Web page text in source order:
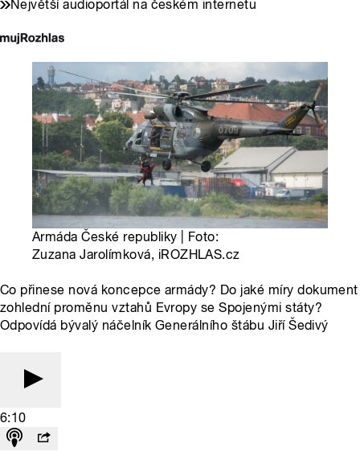
Největší audioportál na českém internetu
Armáda České republiky | Foto:
Zuzana Jarolímková, iROZHLAS.cz
Co přinese nová koncepce armády? Do jaké míry dokument
zohlední proměnu vztahů Evropy se Spojenými státy?
Odpovídá bývalý náčelník Generálního štábu Jiří Šedivý
6:10